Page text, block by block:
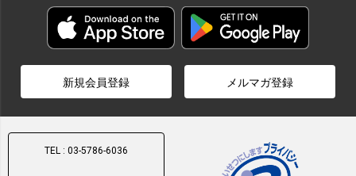
新規会員登録 メルマガ登録
TEL : 03-5786-6036